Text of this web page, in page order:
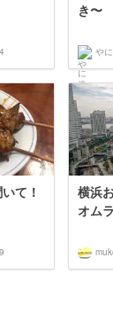
き〜
や
て！
横浜
オム